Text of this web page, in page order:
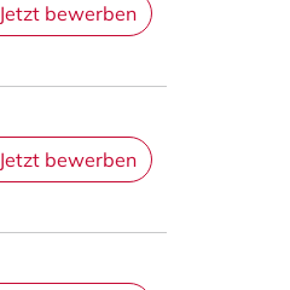
Jetzt bewerben
Jetzt bewerben